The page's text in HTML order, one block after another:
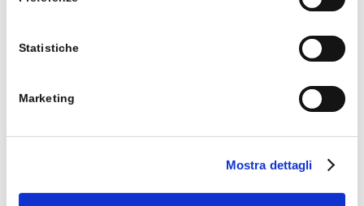
Statistiche
Marketing
Mostra dettagli
POWER
PLATFORM,ROBOTIC PROCESS AUTOMATION